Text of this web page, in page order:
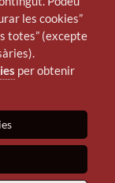
les cookies”
totes” (excepte
per obtenir